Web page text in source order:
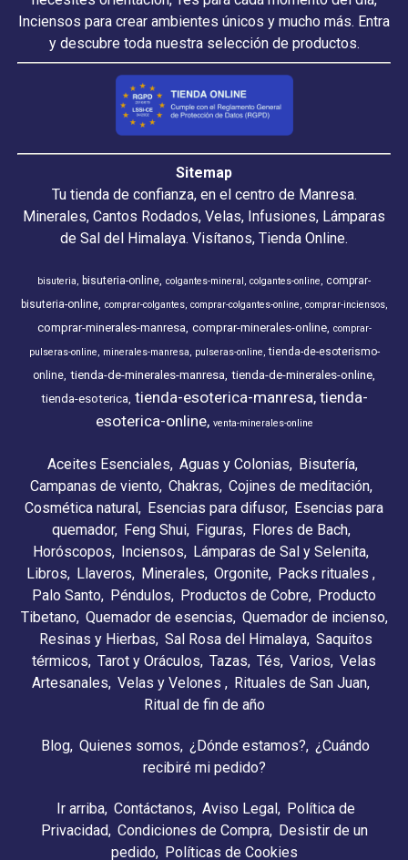
Inciensos para crear ambientes únicos y mucho más. Entra
y descubre toda nuestra selección de productos.
Sitemap
Tu tienda de confianza, en el centro de Manresa.
Minerales, Cantos Rodados, Velas, Infusiones, Lámparas
de Sal del Himalaya. Visítanos, Tienda Online.
bisuteria bisuteria-online colgantes-mineral colgantes-online
comprar-
bisuteria-online comprar-colgantes comprar-colgantes-online comprar-inciensos
comprar-minerales-manresa comprar-minerales-online comprar-
pulseras-online
minerales-manresa pulseras-online tienda-de-esoterismo-
online tienda-de-minerales-manresa tienda-de-minerales-online
tienda-esoterica tienda-esoterica-manresa tienda-
esoterica-online venta-minerales-online
Aceites Esenciales Aguas y Colonias
Bisutería
Campanas de viento Chakras Cojines de meditación
Cosmética natural Esencias para difusor Esencias para
quemador
Feng Shui Figuras
Flores de Bach
Horóscopos
Inciensos
Lámparas de Sal y Selenita
Libros
Llaveros Minerales Orgonite Packs rituales
Palo Santo Péndulos Productos de Cobre Producto
Tibetano Quemador de esencias Quemador de incienso
Resinas y Hierbas Sal Rosa del Himalaya Saquitos
térmicos Tarot y Oráculos Tazas Tés Varios Velas
Artesanales Velas y Velones
Rituales de San Juan
Ritual de fin de año
Blog Quienes somos ¿Dónde estamos?
¿Cuándo
recibiré mi pedido?
Ir arriba Contáctanos Aviso Legal
Política de
Privacidad Condiciones de Compra
Desistir de un
pedido
Políticas de Cookies